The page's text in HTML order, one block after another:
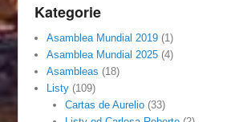
Kategorie
Asamblea Mundial 2019 (1)
Asamblea Mundial 2025 (4)
Asambleas (18)
Listy (109)
Cartas de Aurelio(33)